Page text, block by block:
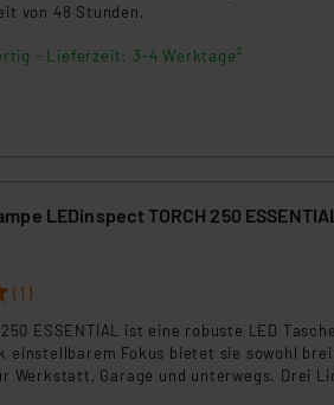
von 48 Stunden.
- Lieferzeit: 3-4 Werktage²
LEDinspect TORCH 250 ESSENTIAL
(1)
250 ESSENTIAL ist eine robuste LED
einstellbarem Fokus bietet sie sowohl
Werkstatt, Garage und unterwegs. Drei